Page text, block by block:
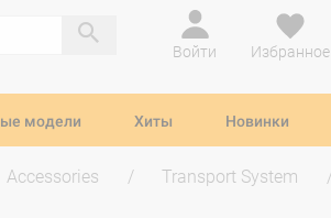
Войти
Избранное
модели Хиты Новинки
Accessories Transport System